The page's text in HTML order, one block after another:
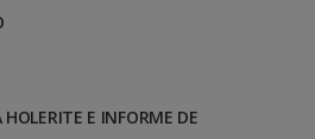
HOLERITE E INFORME DE